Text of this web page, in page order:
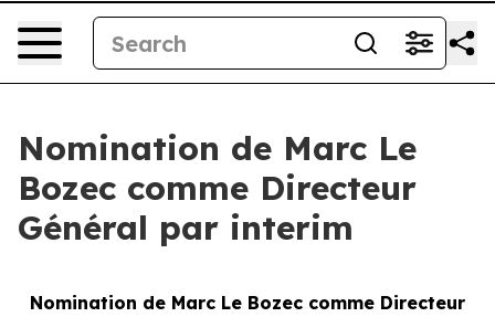
Nomination de Marc Le
Bozec comme Directeur
Général par interim
Nomination de Marc Le Bozec comme Directeur